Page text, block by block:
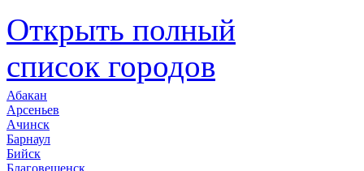
Открыть полный
список городов
Абакан
Арсеньев
Ачинск
Барнаул
Бийск